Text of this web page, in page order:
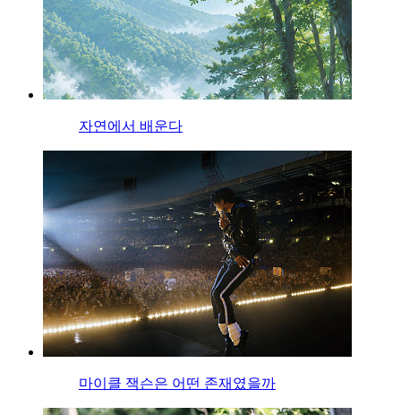
자연에서 배운다
마이클 잭슨은 어떤 존재였을까